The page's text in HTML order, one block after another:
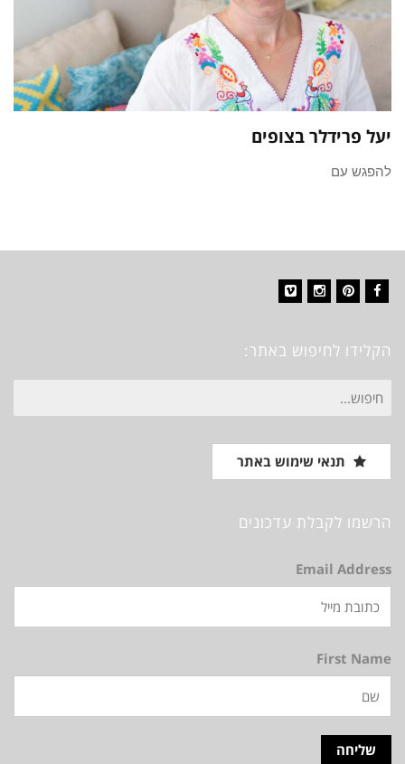
יעל פרידלר בצופים
להפגש עם
הקלידו לחיפוש באתר:
חיפוש
עבור:
תנאי שימוש באתר
הרשמו לקבלת עדכונים
Email Address
First Name